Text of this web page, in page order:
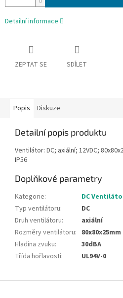
Detailní informace
ZEPTAT SE SDÍLET
Popis Diskuze
Detailní popis produktu
Ventilátor: DC; axiální; 12VDC;
IP56
Doplňkové parametry
Kategorie:
DC
Typ ventilátoru:
DC
Druh ventilátoru:
axiální
Rozměry ventilátoru: 80x80x25mm
Hladina zvuku:
30dBA
Třída hořlavosti: UL94V-0